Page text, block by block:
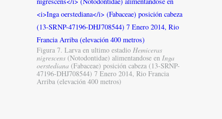
Figura 7. Larva en ultimo estadio Hemiceras
nigrescens (Notodontidae) alimentandose en Inga
oerstediana (Fabaceae) posición cabeza (13-SRNP-
47196-DHJ708544) 7 Enero 2014, Rio Francia
Arriba (elevación 400 metros)